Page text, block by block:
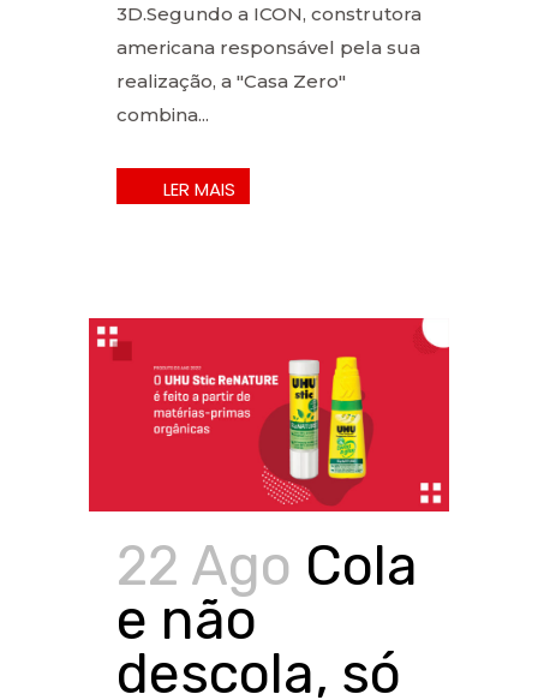
3D.Segundo a ICON, construtora
americana responsável pela sua
realização, a "Casa Zero"
combina...
22 Ago Cola
e não
descola, só